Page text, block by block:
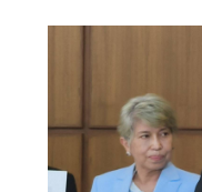
การปฏิบัติหน้าที่หรือไม่